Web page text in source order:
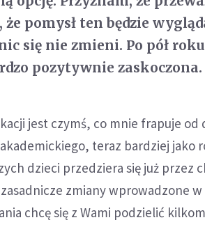
że pomysł ten będzie
się nie zmieni. Po pół
pozytywnie zaskoczona.
jest czymś, co mnie frapuje od
teraz bardziej jako
dzieci przedziera się już przez
zmiany wprowadzone
chcę się z Wami podzielić